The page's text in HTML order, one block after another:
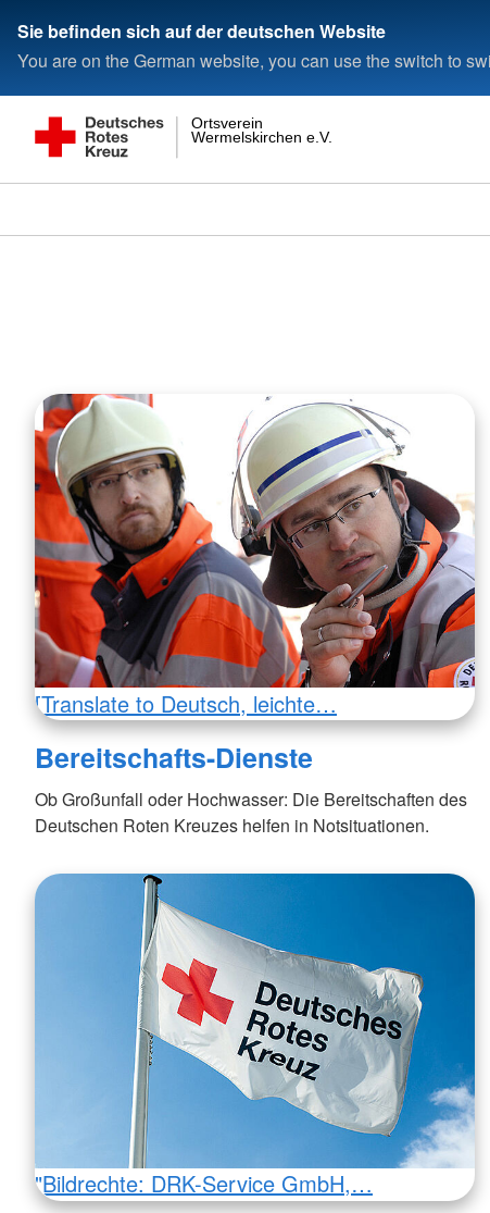
Sie befinden sich auf der deutschen Website
You are on the German website, you can use the switch to
Wermelskirchen e.V.
Ortsverein
[Translate to Deutsch, leichte…
Bereitschafts-Dienste
Ob Großunfall oder Hochwasser: Die Bereitschaften des
Deutschen Roten Kreuzes helfen in Notsituationen.
"Bildrechte: DRK-Service GmbH,…